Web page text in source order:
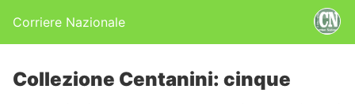
Corriere Nazionale
Collezione Centanini: cinque